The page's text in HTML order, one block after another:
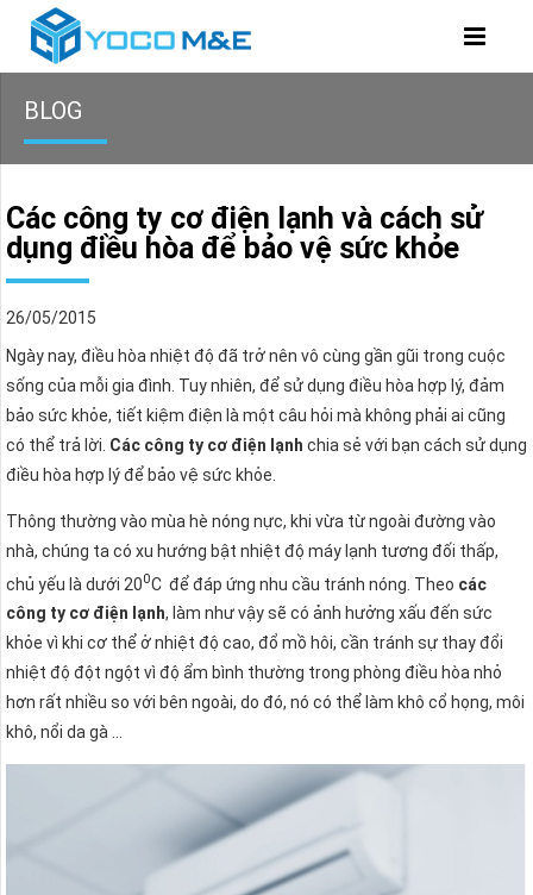
BLOG
Các công ty cơ điện lạnh và cách sử
dụng điều hòa để bảo vệ sức khỏe
26/05/2015
Ngày nay, điều hòa nhiệt độ đã trở nên vô cùng gần gũi trong cuộc
sống của mỗi gia đình. Tuy nhiên, để sử dụng điều hòa hợp lý, đảm
bảo sức khỏe, tiết kiệm điện là một câu hỏi mà không phải ai cũng
có thể trả lời. Các công ty cơ điện lạnh chia sẻ với bạn cách sử dụng
điều hòa hợp lý để bảo vệ sức khỏe.
Thông thường vào mùa hè nóng nực, khi vừa từ ngoài đường vào
nhà, chúng ta có xu hướng bật nhiệt độ máy lạnh tương đối thấp,
chủ yếu là dưới 200C để đáp ứng nhu cầu tránh nóng. Theo các
công ty cơ điện lạnh, làm như vậy sẽ có ảnh hưởng xấu đến sức
khỏe vì khi cơ thể ở nhiệt độ cao, đổ mồ hôi, cần tránh sự thay đổi
nhiệt độ đột ngột vì độ ẩm bình thường trong phòng điều hòa nhỏ
hơn rất nhiều so với bên ngoài, do đó, nó có thể làm khô cổ họng, môi
khô, nổi da gà …